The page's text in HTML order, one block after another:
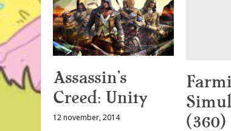
Assassin’s
Creed: Unity
12 november, 2014
(360)